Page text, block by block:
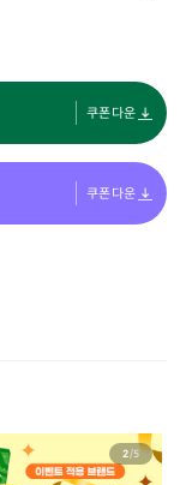
쿠폰 다운
쿠폰 다운
2/5